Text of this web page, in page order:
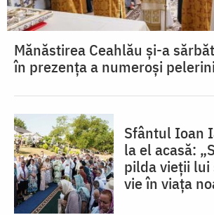
Mănăstirea Ceahlău și-a
în prezența a numeroși pelerini
Sfântul Ioan
la el acasă:
pilda vieții lui
vie în viața